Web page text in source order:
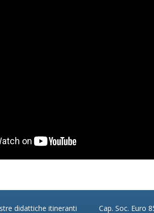
didattiche itineranti Cap. Soc. Euro